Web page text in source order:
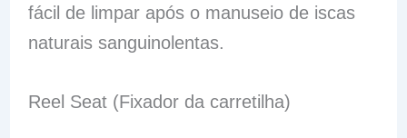
fácil de limpar após o manuseio de iscas
naturais sanguinolentas.
Reel Seat (Fixador da carretilha)